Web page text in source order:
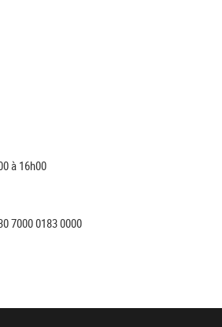
à 16h00
7000 0183 0000